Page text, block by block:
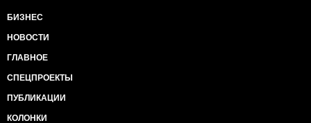
БИЗНЕС
НОВОСТИ
ГЛАВНОЕ
СПЕЦПРОЕКТЫ
ПУБЛИКАЦИИ
КОЛОНКИ